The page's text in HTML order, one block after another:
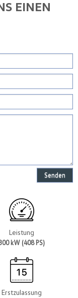
EINEN
Senden
Leistung
kW (408 PS)
Erstzulassung